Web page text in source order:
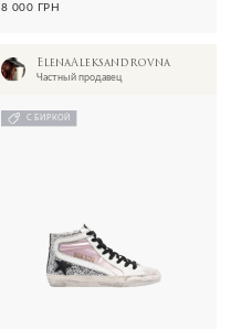
8 000 ГРН
ElenaAleksandrovna
Частный продавец
С БИРКОЙ